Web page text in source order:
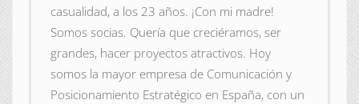
casualidad, a los 23 años. ¡Con mi madre!
Somos socias. Quería que creciéramos, ser
grandes, hacer proyectos atractivos. Hoy
somos la mayor empresa de Comunicación y
Posicionamiento Estratégico en España, con un